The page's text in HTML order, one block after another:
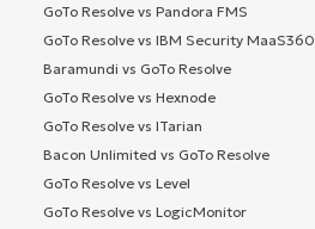
GoTo Resolve vs Pandora FMS
GoTo Resolve vs IBM Security MaaS360
Baramundi vs GoTo Resolve
GoTo Resolve vs Hexnode
GoTo Resolve vs ITarian
Bacon Unlimited vs GoTo Resolve
GoTo Resolve vs Level
GoTo Resolve vs LogicMonitor